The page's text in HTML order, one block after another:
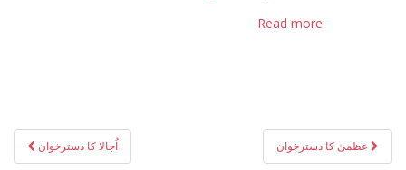
Read more
Postاُجالا کا دسترخوان